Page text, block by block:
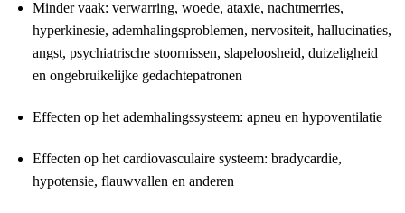
Minder vaak: verwarring, woede, ataxie, nachtmerries,
hyperkinesie, ademhalingsproblemen, nervositeit, hallucinaties,
angst, psychiatrische stoornissen, slapeloosheid, duizeligheid
en ongebruikelijke gedachtepatronen
Effecten op het ademhalingssysteem: apneu en hypoventilatie
Effecten op het cardiovasculaire systeem: bradycardie,
hypotensie, flauwvallen en anderen